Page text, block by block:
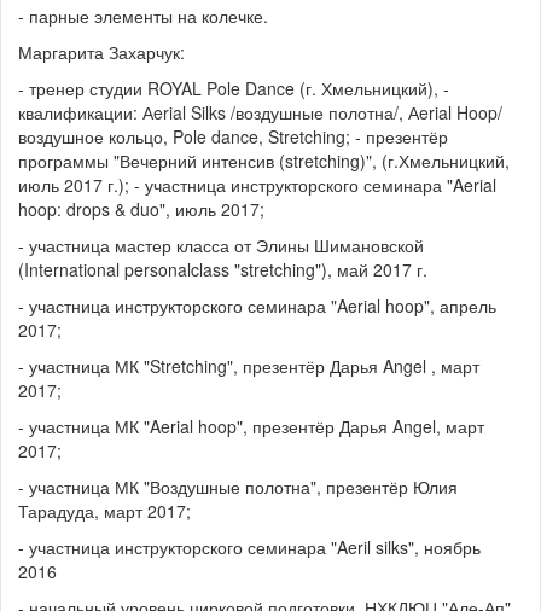
- парные элементы на колечке.
Маргарита Захарчук:
- тренер студии ROYAL Pole Dance (г. Хмельницкий), -
квалификации: Аerial Silks /воздушные полотна/, Аerial Hoop/
воздушное кольцо, Pole dance, Stretching; - презентёр
программы "Вечерний интенсив (stretching)", (г.Хмельницкий,
июль 2017 г.); - участница инструкторского семинара "Aerial
hoop: drops & duo", июль 2017;
- участница мастер класса от Элины Шимановской
(International personalclass "stretching"), май 2017 г.
- участница инструкторского семинара "Aerial hoop", апрель
2017;
- участница МК "Stretching", презентёр Дарья Angel , март
2017;
- участница МК "Aerial hoop", презентёр Дарья Angel, март
2017;
- участница МК "Воздушные полотна", презентёр Юлия
Тарадуда, март 2017;
- участница инструкторского семинара "Aeril silks", ноябрь
2016